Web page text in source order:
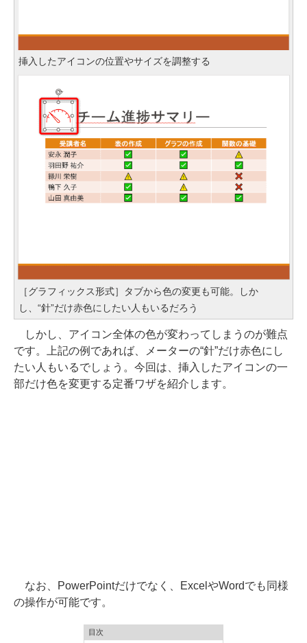
挿入したアイコンの位置やサイズを調整する
［グラフィックス形式］タブから色の変更も可能。しか
し、“針”だけ赤色にしたい人もいるだろう
しかし、アイコン全体の色が変わってしまうのが難点
です。上記の例であれば、メーターの“針”だけ赤色にし
たい人もいるでしょう。今回は、挿入したアイコンの一
部だけ色を変更する定番ワザを紹介します。
なお、PowerPointだけでなく、ExcelやWordでも同様
の操作が可能です。
目次